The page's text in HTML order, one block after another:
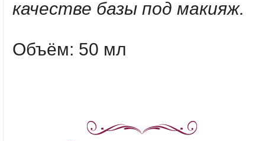
качестве базы под макияж.
Объём: 50 мл